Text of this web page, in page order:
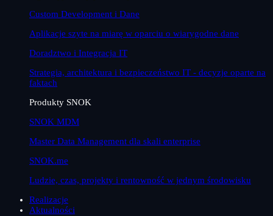
Custom Development i Dane
Aplikacje szyte na miarę w oparciu o wiarygodne dane
Doradztwo i Integracja IT
Strategia, architektura i bezpieczeństwo IT - decyzje oparte na
faktach
Produkty SNOK
SNOK MDM
Master Data Management dla skali enterprise
SNOK.me
Ludzie, czas, projekty i rentowność w jednym środowisku
Realizacje
Aktualności